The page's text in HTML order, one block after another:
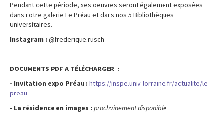
Pendant cette période, ses oeuvres seront également exposées
dans notre galerie Le Préau et dans nos 5 Bibliothèques
Universitaires.
Instagram : @frederique.rusch
DOCUMENTS PDF A TÉLÉCHARGER :
- Invitation expo Préau : https://inspe.univ-lorraine.fr/actualite/le-
preau
- La résidence en images : prochainement disponible